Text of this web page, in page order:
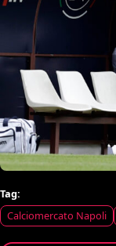
Tag:
Calciomercato Napoli